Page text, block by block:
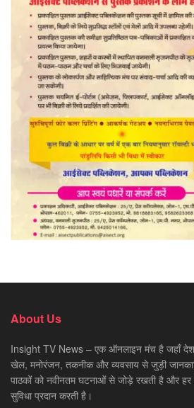
About Us
Insight TV News – एक ऑनलाइन मंच है जहाँ देश-
खेल, मनोरंजन, तकनीक और व्यवसाय से जुड़ी
पाठकों को नवीनतम घटनाओं से जोड़े रखती है और
सुविधा प्रदान करती है।